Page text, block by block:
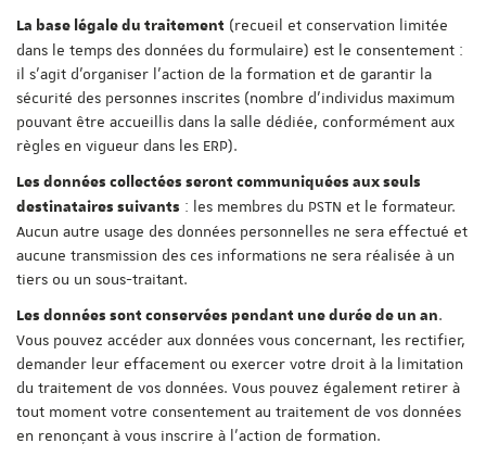
La base légale du traitement (recueil et conservation limitée
dans le temps des données du formulaire) est le consentement :
il s'agit d'organiser l'action de la formation et de garantir la
sécurité des personnes inscrites (nombre d'individus maximum
pouvant être accueillis dans la salle dédiée, conformément aux
règles en vigueur dans les ERP).
Les données collectées seront communiquées aux seuls
destinataires suivants : les membres du PSTN et le formateur.
Aucun autre usage des données personnelles ne sera effectué et
aucune transmission des ces informations ne sera réalisée à un
tiers ou un sous-traitant.
Les données sont conservées pendant une durée de un an.
Vous pouvez accéder aux données vous concernant, les rectifier,
demander leur effacement ou exercer votre droit à la limitation
du traitement de vos données. Vous pouvez également retirer à
tout moment votre consentement au traitement de vos données
en renonçant à vous inscrire à l'action de formation.